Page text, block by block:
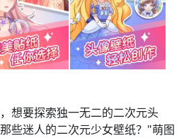
想要探索独一无二的二次元头
些迷人的二次元少女壁纸？"萌图